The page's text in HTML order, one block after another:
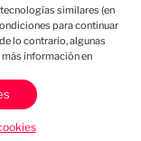
por: APDAYC
similares (en
para continuar
lo contrario, algunas
información en